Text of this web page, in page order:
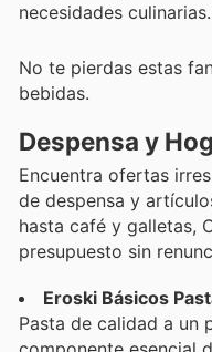
necesidades culinarias.
No te pierdas estas
bebidas.
Despensa y
Encuentra ofertas
de despensa y
hasta café y galletas,
presupuesto sin
Eroski Básicos
Pasta de calidad a un